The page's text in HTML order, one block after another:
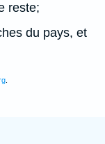
reste;
du pays, et